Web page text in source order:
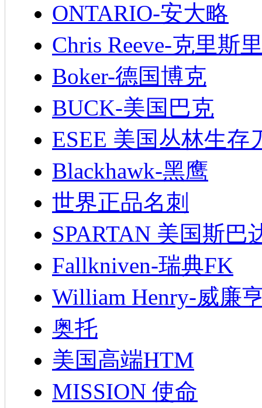
ONTARIO-安大略
Chris Reeve-克里斯
Boker-德国博克
BUCK-美国巴克
ESEE 美国丛林生存
Blackhawk-黑鹰
世界正品名刺
SPARTAN 美国斯巴
Fallkniven-瑞典FK
William Henry-威廉
奥托
美国高端HTM
MISSION 使命